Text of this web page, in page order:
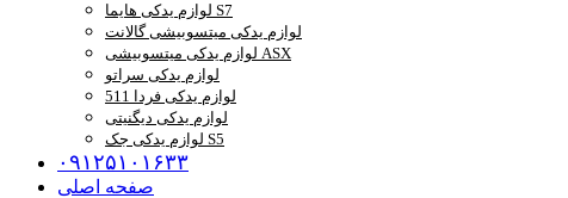
لوازم یدکی هایما S7
لوازم یدکی میتسوبیشی گالانت
لوازم یدکی میتسوبیشی ASX
لوازم یدکی سراتو
لوازم یدکی فردا 511
لوازم یدکی دیگنیتی
لوازم یدکی جک S5
۰۹۱۲۵۱۰۱۶۳۳
صفحه اصلی